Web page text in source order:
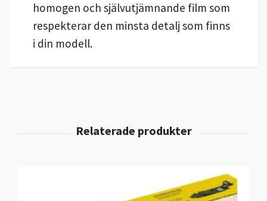
homogen och självutjämnande film som
respekterar den minsta detalj som finns
i din modell.